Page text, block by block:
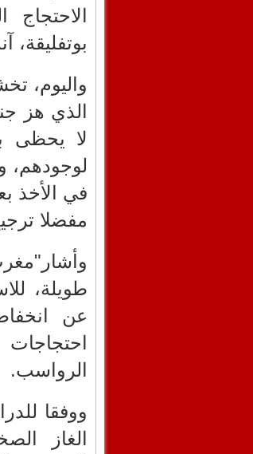
بوتفليقة،
واليوم،
لا يحظى
لوجودهم،
في الأخذ
مفضلا
طويلة،
عن
الرواسب.
ووفقا
الغاز